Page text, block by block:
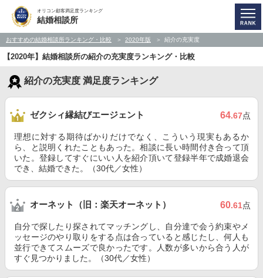
オリコン顧客満足度ランキング
結婚相談所
おすすめの結婚相談所ランキング・比較 2020年版 紹介の充実度
【2020年】結婚相談所の紹介の充実度ランキング・比較
紹介の充実度 満足度ランキング
ゼクシィ縁結びエージェント 64.67点
理想に対する期待ばかりだけでなく、こういう現実もあるか
ら、と説明くれたこともあった。相談に長い時間付き合って頂
いた。登録してすぐにいい人を紹介頂いて登録半年で成婚退会
でき、結婚できた。（30代／女性）
オーネット（旧：楽天オーネット） 60.61点
自分で探したり探されてマッチングし、自分達で会う約束やメ
ッセージのやり取りをする点は合っていると感じたし、何人も
並行できてスムーズで良かったです。人数が多いから合う人が
すぐ見つかりました。（30代／女性）